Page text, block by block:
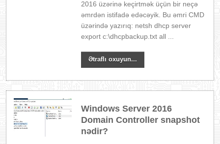
2016 üzərinə keçirtmək üçün bir neçə
əmrdən istifadə edəcəyik. Bu əmri CMD
üzərində yazırıq: netsh dhcp server
export c:\dhcpbackup.txt all ...
Ətraflı oxuyun...
Windows Server 2016
Domain Controller snapshot
nədir?